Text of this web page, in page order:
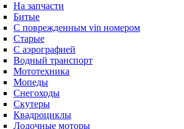
На запчасти
Битые
С поврежденным vin номером
Старые
С аэрографией
Водный транспорт
Мототехника
Мопеды
Снегоходы
Скутеры
Квадроциклы
Лодочные моторы